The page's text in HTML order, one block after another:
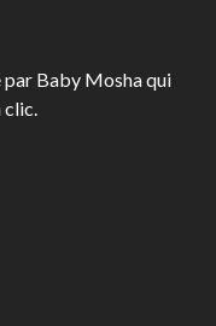
par Baby Mosha qui
clic.